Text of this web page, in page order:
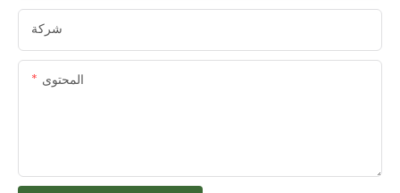
شركة
المحتوى